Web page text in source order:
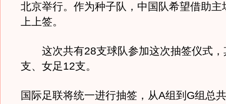
北京举行。作为种子队，中国队希望借助主
上上签。
这次共有28支球队参加这次抽签仪式，
支、女足12支。
国际足联将统一进行抽签，从A组到G组总